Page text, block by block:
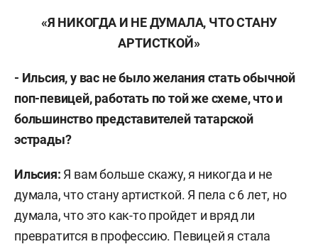
«Я НИКОГДА И НЕ ДУМАЛА, ЧТО СТАНУ
АРТИСТКОЙ»
- Ильсия, у вас не было желания стать обычной
поп-певицей, работать по той же схеме, что и
большинство представителей татарской
эстрады?
Ильсия: Я вам больше скажу, я никогда и не
думала, что стану артисткой. Я пела с 6 лет, но
думала, что это как-то пройдет и вряд ли
превратится в профессию. Певицей я стала